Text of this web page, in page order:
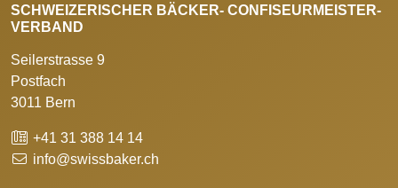
SCHWEIZERISCHER BÄCKER- CONFISEURMEISTER-
VERBAND
Seilerstrasse 9
Postfach
3011 Bern
+41 31 388 14 14
info@swissbaker.ch